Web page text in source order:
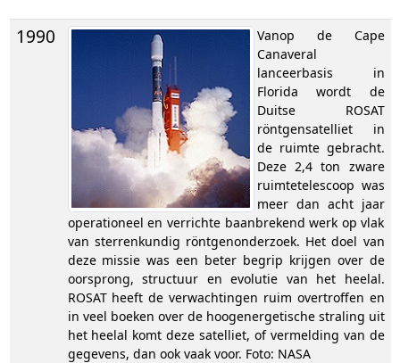
1990
Vanop de Cape
Canaveral
lanceerbasis in
Florida wordt de
Duitse ROSAT
röntgensatelliet in
de ruimte gebracht.
Deze 2,4 ton zware
ruimtetelescoop was
meer dan acht jaar
operationeel en verrichte baanbrekend werk op vlak
van sterrenkundig röntgenonderzoek. Het doel van
deze missie was een beter begrip krijgen over de
oorsprong, structuur en evolutie van het heelal.
ROSAT heeft de verwachtingen ruim overtroffen en
in veel boeken over de hoogenergetische straling uit
het heelal komt deze satelliet, of vermelding van de
gegevens, dan ook vaak voor. Foto: NASA